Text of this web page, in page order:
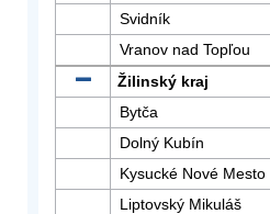
Svidník
Vranov nad Topľou
Žilinský kraj
Bytča
Dolný Kubín
Kysucké Nové Mesto
Liptovský Mikuláš